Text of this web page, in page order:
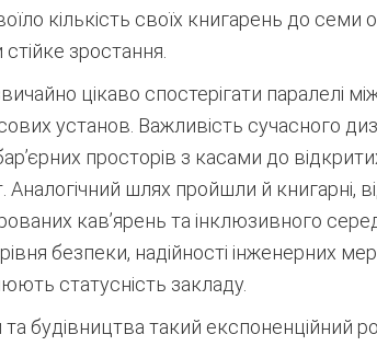
кількість своїх книгарень до семи
зростання.
цікаво спостерігати паралелі
установ. Важливість сучасного
просторів з касами до
Аналогічний шлях пройшли й книгарні,
кав’ярень та інклюзивного
безпеки, надійності інженерних
статусність закладу.
та будівництва такий експоненційний